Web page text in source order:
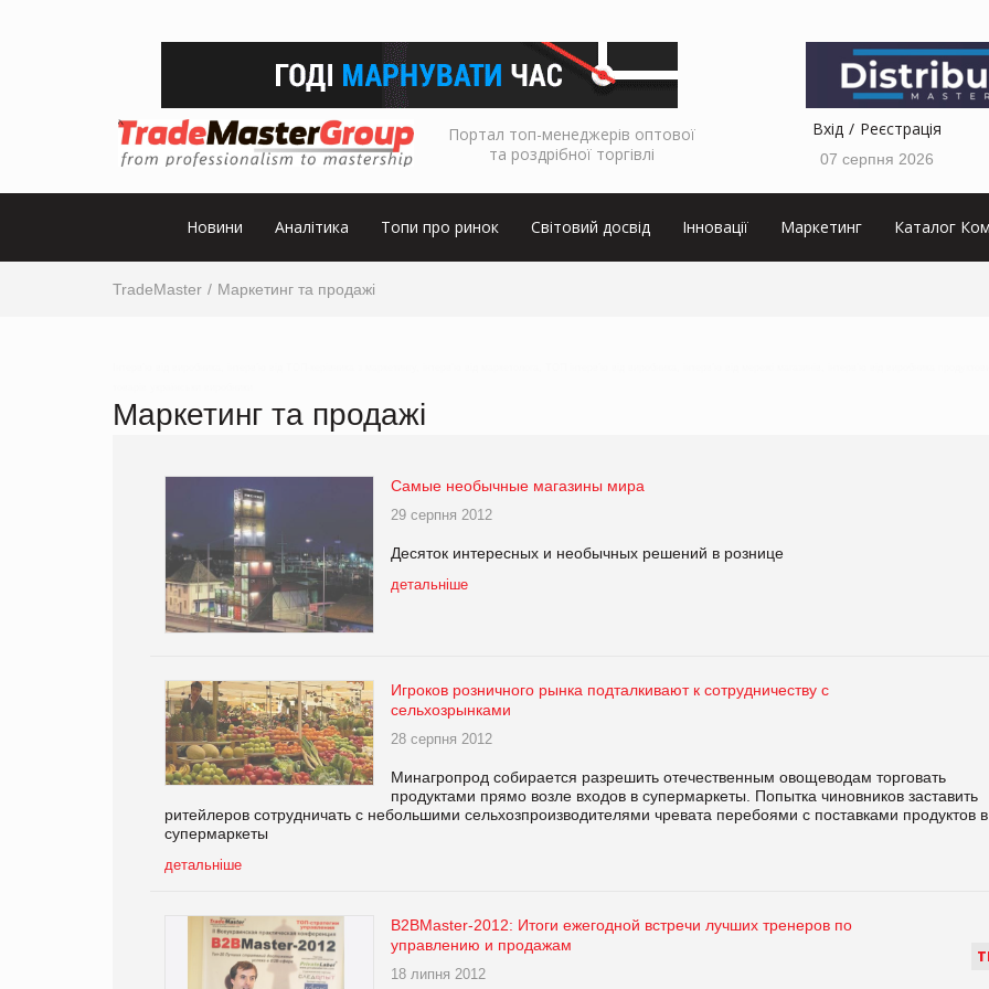
Портал топ-менеджерів оптової
та роздрібної торгівлі
Вхід Реєстрація
07 серпня 2026
Новини Аналітика Топи про ринок Світовий досвід Інновації Маркетинг Каталог
TradeMaster Маркетинг та продажі
Маркетинг та продажі
Самые необычные магазины мира
29 серпня 2012
Десяток интересных и необычных решений в рознице
детальніше
Игроков розничного рынка подталкивают к сотрудничеству с
сельхозрынками
28 серпня 2012
Минагропрод собирается разрешить отечественным овощеводам торговать
продуктами прямо возле входов в супермаркеты. Попытка чиновников заставить
ритейлеров сотрудничать с небольшими сельхозпроизводителями чревата перебоями с поставками продуктов в
супермаркеты
детальніше
Т
В2ВMaster-2012: Итоги ежегодной встречи лучших тренеров по
управлению и продажам
18 липня 2012